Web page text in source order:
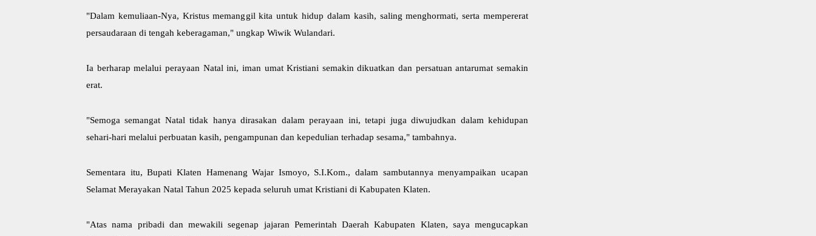
"Dalam kemuliaan-Nya, Kristus memanggil kita untuk hidup dalam kasih, saling menghormati, serta mempererat
persaudaraan di tengah keberagaman," ungkap Wiwik Wulandari.
Ia berharap melalui perayaan Natal ini, iman umat Kristiani semakin dikuatkan dan persatuan antarumat semakin
erat.
"Semoga semangat Natal tidak hanya dirasakan dalam perayaan ini, tetapi juga diwujudkan dalam kehidupan
sehari-hari melalui perbuatan kasih, pengampunan dan kepedulian terhadap sesama," tambahnya.
Sementara itu, Bupati Klaten Hamenang Wajar Ismoyo, S.I.Kom., dalam sambutannya menyampaikan ucapan
Selamat Merayakan Natal Tahun 2025 kepada seluruh umat Kristiani di Kabupaten Klaten.
"Atas nama pribadi dan mewakili segenap jajaran Pemerintah Daerah Kabupaten Klaten, saya mengucapkan